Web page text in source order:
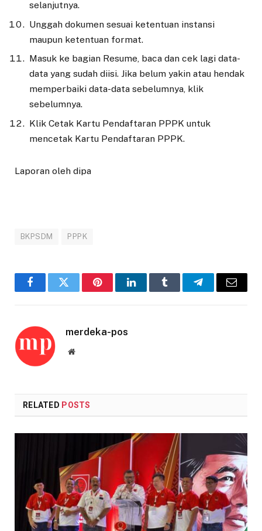
selanjutnya.
Unggah dokumen sesuai ketentuan instansi
maupun ketentuan format.
Masuk ke bagian Resume, baca dan cek lagi data-
data yang sudah diisi. Jika belum yakin atau hendak
memperbaiki data-data sebelumnya, klik
sebelumnya.
Klik Cetak Kartu Pendaftaran PPPK untuk
mencetak Kartu Pendaftaran PPPK.
Laporan oleh dipa
BKPSDM PPPK
FacebookTwitter PinterestLinkedInTumblr TelegramEmail
merdeka-pos
Website
RELATED POSTS